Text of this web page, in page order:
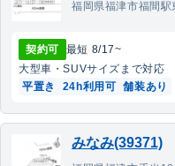
福岡県福津市福間駅
契約可 最短 8/17~
大型車・SUVサイズまで対応
平置き
24h利用可 舗装あり
みなみ(39371)